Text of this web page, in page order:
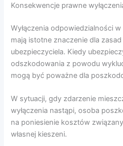
Konsekwencje prawne
Wyłączenia odpowiedzialności
mają istotne znaczenie dla
ubezpieczyciela. Kiedy
odszkodowania z powodu
mogą być poważne dla
W sytuacji, gdy zdarzenie
wyłączenia nastąpi, osoba
na poniesienie kosztów
własnej kieszeni.